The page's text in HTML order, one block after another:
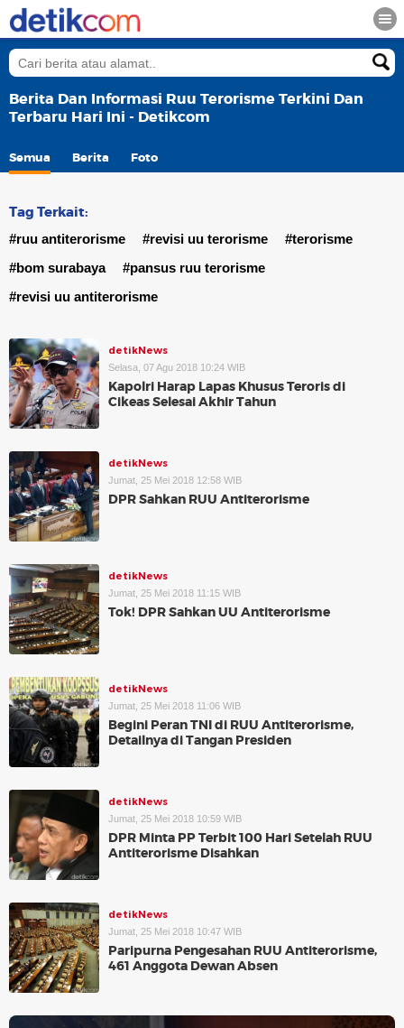
Berita Dan Informasi Ruu Terorisme Terkini Dan
Terbaru Hari Ini - Detikcom
Semua Berita Foto
Tag Terkait:
#ruu antiterorisme #revisi uu terorisme
#terorisme
#bom surabaya
#pansus ruu terorisme
#revisi uu antiterorisme
detikNews
Selasa, 07 Agu 2018 10:24 WIB
Kapolri Harap Lapas Khusus Teroris di
Cikeas Selesai Akhir Tahun
detikNews
Jumat, 25 Mei 2018 12:58 WIB
DPR Sahkan RUU Antiterorisme
detikNews
Jumat, 25 Mei 2018 11:15 WIB
Tok! DPR Sahkan UU Antiterorisme
detikNews
Jumat, 25 Mei 2018 11:06 WIB
Begini Peran TNI di RUU Antiterorisme,
Detailnya di Tangan Presiden
detikNews
Jumat, 25 Mei 2018 10:59 WIB
DPR Minta PP Terbit 100 Hari Setelah RUU
Antiterorisme Disahkan
detikNews
Jumat, 25 Mei 2018 10:47 WIB
Paripurna Pengesahan RUU Antiterorisme,
461 Anggota Dewan Absen